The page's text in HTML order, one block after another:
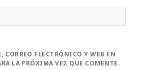
CORREO ELECTRÓNICO Y WEB EN
LA PRÓXIMA VEZ QUE COMENTE.